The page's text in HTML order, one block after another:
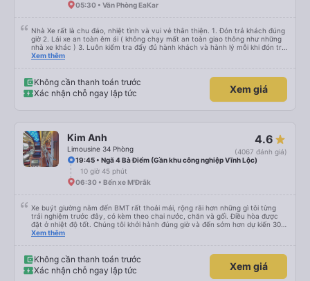
05:30 • Văn Phòng EaKar
Nhà Xe rất là chu đáo, nhiệt tình và vui vẻ thân thiện. 1. Đón trả khách đúng
giờ 2. Lái xe an toàn êm ái ( không chạy mất an toàn giao thông như những
nhà xe khác ) 3. Luôn kiểm tra đẩy đủ hành khách và hành lý mỗi khi đón trả
khách. 4. Đặc biệt ngoài chăn gối và các tiện nghi khác, thì xe Hiếu Khanh
những chuyến đi tiếp theo. Chúc nhà xe tương lai càng phát triển và đội ngũ
công nhân viên của nhà xe luôn luôn vui vẻ giữ được sức khỏe !
Xem thêm
Không cần thanh toán trước
Xác nhận chỗ ngay lập tức
Xem giá
Kim Anh
Limousine 34 Phòng
4.6
(4067 đánh giá)
19:45 • Ngã 4 Bà Điểm (Gần khu công nghiệp Vĩnh Lộc)
10 giờ 45 phút
06:30 • Bến xe M'Đrắk
Xe buýt giường nằm đến BMT rất thoải mái, rộng rãi hơn những gì tôi từng
trải nghiệm trước đây, có kèm theo chai nước, chăn và gối. Điều hòa được
đặt ở nhiệt độ tốt. Chúng tôi khởi hành đúng giờ và đến sớm hơn dự kiến 30
phút. Tài xế rất tuyệt so với những tài xế khác ở Việt Nam! Không quá nhiều
GPS và biển số xe vì tôi phải tìm kiếm xung quanh bến xe để tìm thấy nó, đây
là vấn đề của bến xe Đà Lạt (không phải tất cả các xe buýt đều có bảng
thông tin), chứ không phải của công ty.
Xem thêm
Không cần thanh toán trước
Xác nhận chỗ ngay lập tức
Xem giá